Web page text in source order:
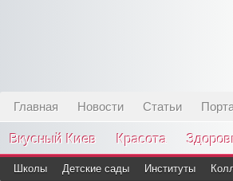
Главная Новости Статьи
Вкусный Киев Красота
Школы Детские сады Институты